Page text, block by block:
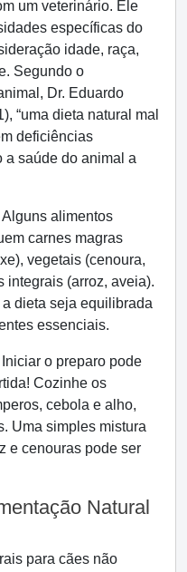
um veterinário. Ele
específicas do
idade, raça,
Segundo o
Dr. Eduardo
“uma dieta natural mal
deficiências
a saúde do animal a
Alguns alimentos
carnes magras
vegetais (cenoura,
integrais (arroz, aveia).
dieta seja equilibrada
essenciais.
Iniciar o preparo pode
Cozinhe os
cebola e alho,
Uma simples mistura
e cenouras pode ser
Natural
para cães não